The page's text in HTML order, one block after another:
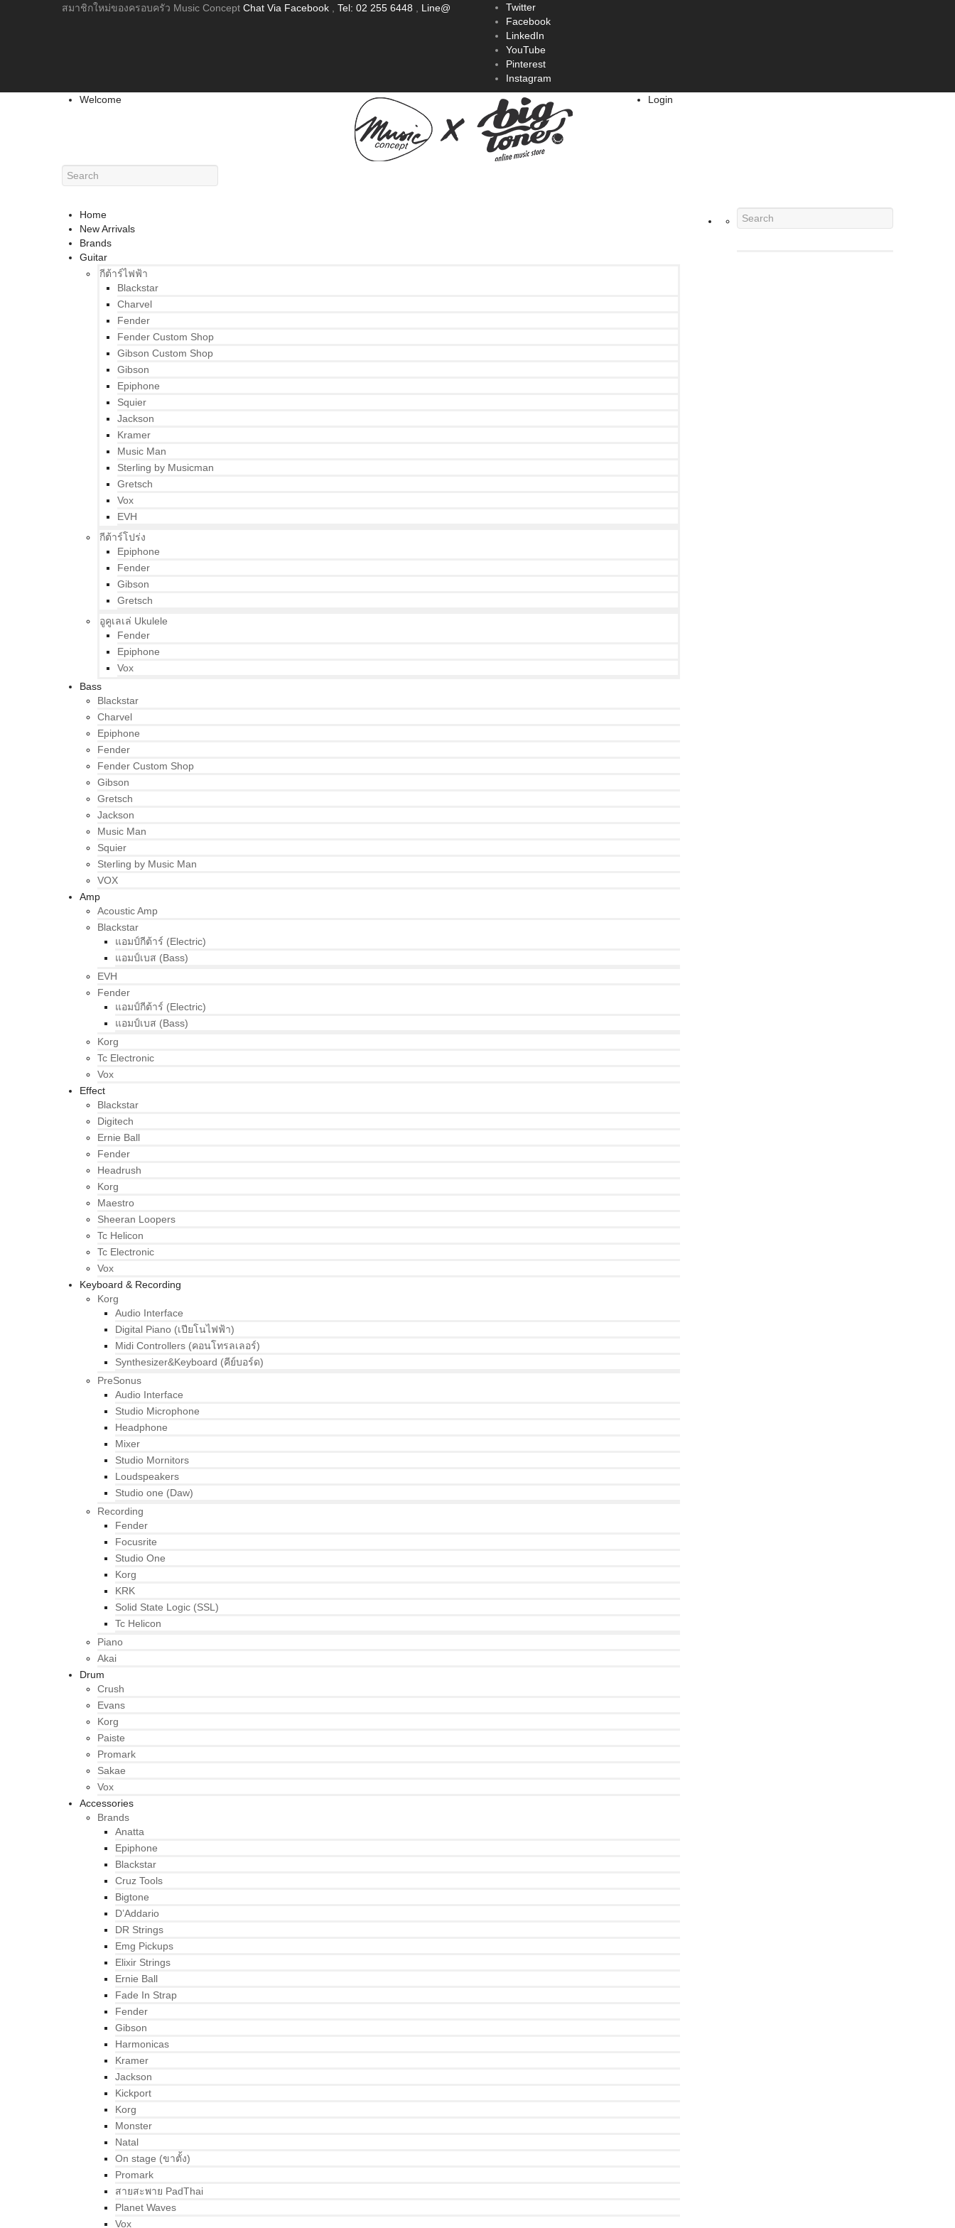
สมาชิกใหม่ของครอบครัว Music Concept Chat Via Facebook Tel: 02 255 6448 Line@
Twitter
Facebook
LinkedIn
YouTube
Pinterest
Instagram
Welcome
Login
Home
New Arrivals
Brands
Guitar
กีต้าร์ไฟฟ้า
Blackstar
Charvel
Fender
Fender Custom Shop
Gibson Custom Shop
Gibson
Epiphone
Squier
Jackson
Kramer
Music Man
Sterling by Musicman
Gretsch
Vox
EVH
กีต้าร์โปร่ง
Epiphone
Fender
Gibson
Gretsch
อูคูเลเล่ Ukulele
Fender
Epiphone
Vox
Bass
Blackstar
Charvel
Epiphone
Fender
Fender Custom Shop
Gibson
Gretsch
Jackson
Music Man
Squier
Sterling by Music Man
VOX
Amp
Acoustic Amp
Blackstar
แอมป์กีต้าร์ (Electric)
แอมป์เบส (Bass)
EVH
Fender
แอมป์กีต้าร์ (Electric)
แอมป์เบส (Bass)
Korg
Tc Electronic
Vox
Effect
Blackstar
Digitech
Ernie Ball
Fender
Headrush
Korg
Maestro
Sheeran Loopers
Tc Helicon
Tc Electronic
Vox
Keyboard & Recording
Korg
Audio Interface
Digital Piano (เปียโนไฟฟ้า)
Midi Controllers (คอนโทรลเลอร์)
Synthesizer&Keyboard (คีย์บอร์ด)
PreSonus
Audio Interface
Studio Microphone
Headphone
Mixer
Studio Mornitors
Loudspeakers
Studio one (Daw)
Recording
Fender
Focusrite
Studio One
Korg
KRK
Solid State Logic (SSL)
Tc Helicon
Piano
Akai
Drum
Crush
Evans
Korg
Paiste
Promark
Sakae
Vox
Accessories
Brands
Anatta
Epiphone
Blackstar
Cruz Tools
Bigtone
D’Addario
DR Strings
Emg Pickups
Elixir Strings
Ernie Ball
Fade In Strap
Fender
Gibson
Harmonicas
Kramer
Jackson
Kickport
Korg
Monster
Natal
On stage (ขาตั้ง)
Promark
สายสะพาย PadThai
Planet Waves
Vox